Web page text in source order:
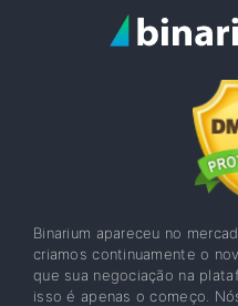
Binarium apareceu no
criamos continuamente o
que sua negociação na
isso é apenas o começo.